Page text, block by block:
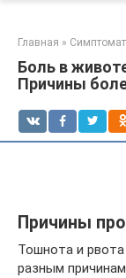
Главная »
Боль в
Причины
Причины
Тошнота и
разным